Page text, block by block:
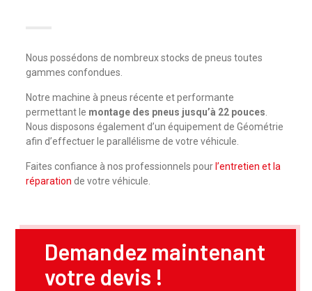
Nous possédons de nombreux stocks de pneus toutes
gammes confondues.
Notre machine à pneus récente et performante
permettant le montage des pneus jusqu’à 22 pouces
Nous disposons également d’un équipement de Géométrie
afin d’effectuer le parallélisme de votre véhicule.
Faites confiance à nos professionnels pour l’entretien et la
réparation de votre véhicule.
Demandez maintenant
votre devis !